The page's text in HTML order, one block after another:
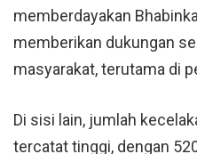
memberdayakan
memberikan dukungan
masyarakat, terutama di
Di sisi lain, jumlah
tercatat tinggi, dengan